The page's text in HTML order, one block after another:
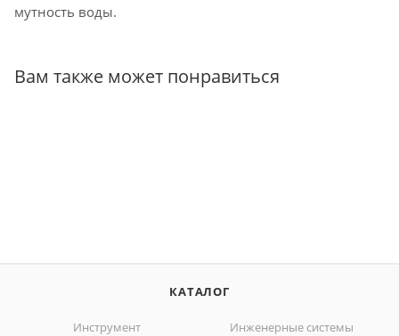
мутность воды.
Вам также может понравиться
КАТАЛОГ
Инструмент
Инженерные системы